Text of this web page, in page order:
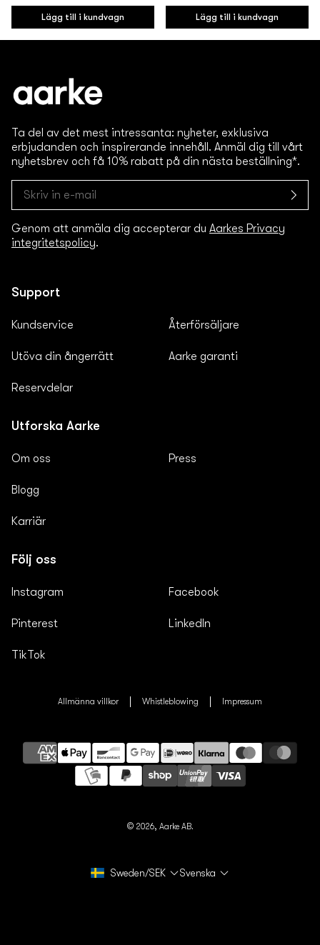
pris
Lägg till i kundvagn
pris
Lägg till i kundvagn
Ta del av det mest intressanta: nyheter, exklusiva
erbjudanden och inspirerande innehåll. Anmäl dig till vårt
nyhetsbrev och få 10% rabatt på din nästa beställning*.
Genom att anmäla dig accepterar du Aarkes Privacy
integritetspolicy.
Support
Kundservice
Utöva din ångerrätt
Reservdelar
Återförsäljare
Aarke garanti
Utforska Aarke
Om oss
Blogg
Karriär
Press
Följ oss
Instagram
Pinterest
TikTok
Facebook
LinkedIn
Allmänna villkor Whistleblowing Impressum
Betalningsmetoder
© 2026, Aarke AB.
Sweden/SEK Svenska